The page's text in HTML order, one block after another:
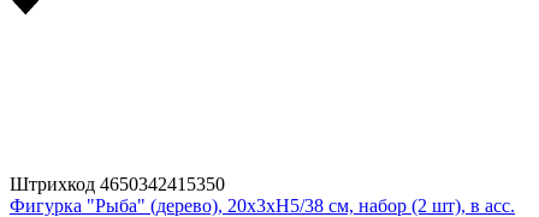
Штрихкод 4650342415350
Фигурка "Рыба" (дерево), 20x3xH5/38 см, набор (2 шт), в асс.